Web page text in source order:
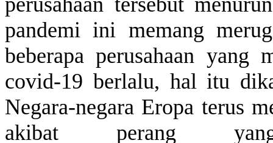
pandemi ini memang
beberapa perusahaan yang
covid-19 berlalu, hal itu
Negara-negara Eropa terus
akibat
perang